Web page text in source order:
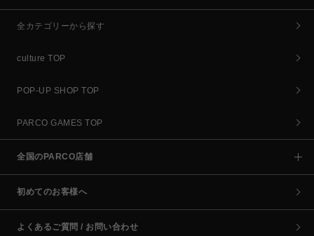
全カテゴリーから探す
culture TOP
POP-UP SHOP TOP
PARCO GAMES TOP
全国のPARCO店舗
初めてのお客様へ
よくあるご質問 / お問い合わせ